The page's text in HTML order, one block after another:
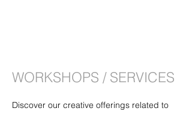
WORKSHOPS / SERVICES
Discover our creative offerings related to